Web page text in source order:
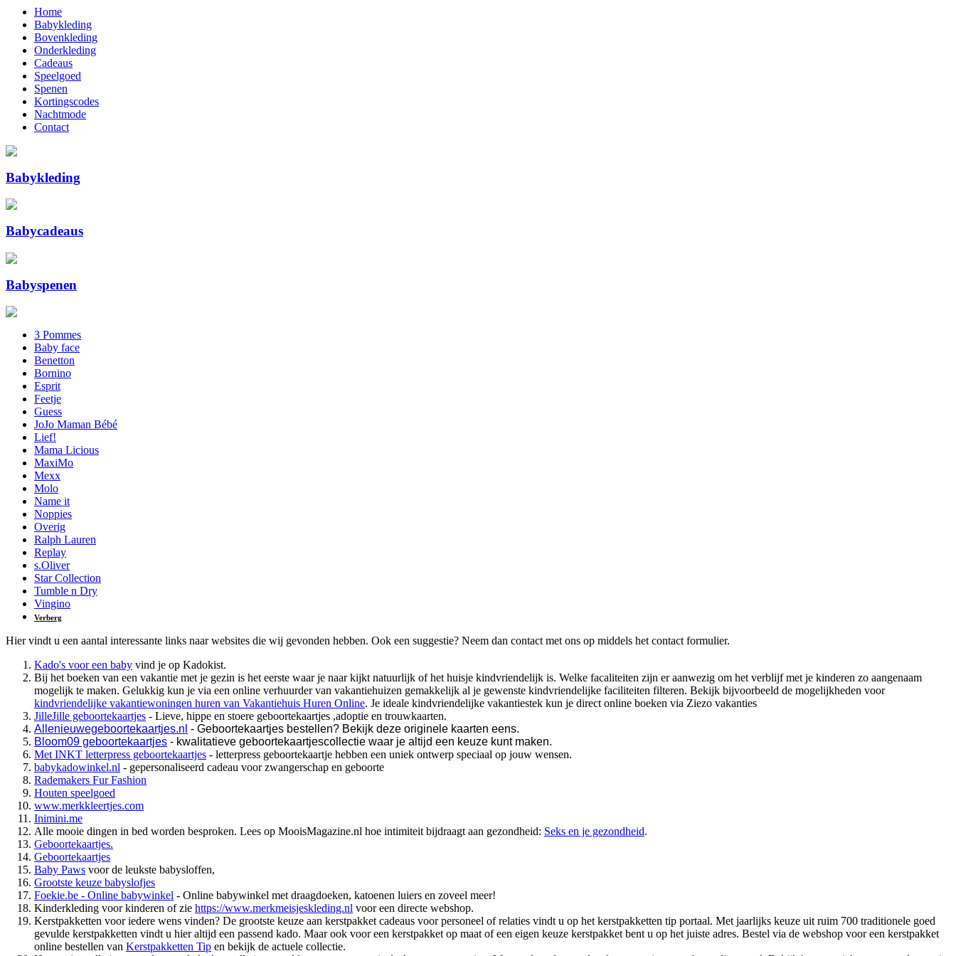
Home
Babykleding
Bovenkleding
Onderkleding
Cadeaus
Speelgoed
Spenen
Kortingscodes
Nachtmode
Contact
Babykleding
Babycadeaus
Babyspenen
3 Pommes
Baby face
Benetton
Bornino
Esprit
Feetje
Guess
JoJo Maman Bébé
Lief!
Mama Licious
MaxiMo
Mexx
Molo
Name it
Noppies
Overig
Ralph Lauren
Replay
s.Oliver
Star Collection
Tumble n Dry
Vingino
Verberg
Hier vindt u een aantal interessante links naar websites die wij gevonden hebben. Ook een suggestie? Neem dan contact met ons op middels het contact formulier.
Kado's voor een baby vind je op Kadokist.
Bij het boeken van een vakantie met je gezin is het eerste waar je naar kijkt natuurlijk of het huisje kindvriendelijk is. Welke facaliteiten zijn er aanwezig om het verblijf met je kinderen zo aangenaam
mogelijk te maken. Gelukkig kun je via een online verhuurder van vakantiehuizen gemakkelijk al je gewenste kindvriendelijke faciliteiten filteren. Bekijk bijvoorbeeld de mogelijkheden voor
kindvriendelijke vakantiewoningen huren van Vakantiehuis Huren Online. Je ideale kindvriendelijke vakantiestek kun je direct online boeken via Ziezo vakanties
JilleJille geboortekaartjes - Lieve, hippe en stoere geboortekaartjes ,adoptie en trouwkaarten.
Allenieuwegeboortekaartjes.nl - Geboortekaartjes bestellen? Bekijk deze originele kaarten eens.
Bloom09 geboortekaartjes - kwalitatieve geboortekaartjescollectie waar je altijd een keuze kunt maken.
Met INKT letterpress geboortekaartjes - letterpress geboortekaartje hebben een uniek ontwerp speciaal op jouw wensen.
babykadowinkel.nl - gepersonaliseerd cadeau voor zwangerschap en geboorte
Rademakers Fur Fashion
Houten speelgoed
www.merkkleertjes.com
Inimini.me
Alle mooie dingen in bed worden besproken. Lees op MooisMagazine.nl hoe intimiteit bijdraagt aan gezondheid: Seks en je gezondheid.
Geboortekaartjes.
Geboortekaartjes
Baby Paws voor de leukste babysloffen,
Grootste keuze babyslofjes
Foekie.be - Online babywinkel - Online babywinkel met draagdoeken, katoenen luiers en zoveel meer!
Kinderkleding voor kinderen of zie https://www.merkmeisjeskleding.nl voor een directe webshop.
Kerstpakketten voor iedere wens vinden? De grootste keuze aan kerstpakket cadeaus voor personeel of relaties vindt u op het kerstpakketten tip portaal. Met jaarlijks keuze uit ruim 700 traditionele goed
gevulde kerstpakketten vindt u hier altijd een passend kado. Maar ook voor een kerstpakket op maat of een eigen keuze kerstpakket bent u op het juiste adres. Bestel via de webshop voor een kerstpakket
online bestellen van Kerstpakketten Tip en bekijk de actuele collectie.